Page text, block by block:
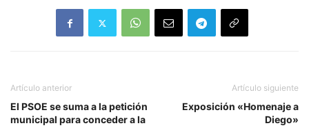
Artículo anterior
El PSOE se suma a la petición
municipal para conceder a la
Artículo siguiente
Exposición «Homenaje a
Diego»